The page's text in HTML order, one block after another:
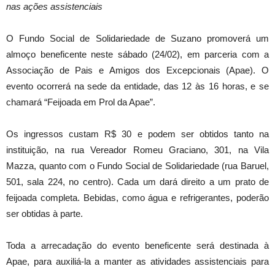
nas ações assistenciais
O Fundo Social de Solidariedade de Suzano promoverá um
almoço beneficente neste sábado (24/02), em parceria com a
Associação de Pais e Amigos dos Excepcionais (Apae). O
evento ocorrerá na sede da entidade, das 12 às 16 horas, e se
chamará “Feijoada em Prol da Apae”.
Os ingressos custam R$ 30 e podem ser obtidos tanto na
instituição, na rua Vereador Romeu Graciano, 301, na Vila
Mazza, quanto com o Fundo Social de Solidariedade (rua Baruel,
501, sala 224, no centro). Cada um dará direito a um prato de
feijoada completa. Bebidas, como água e refrigerantes, poderão
ser obtidas à parte.
Toda a arrecadação do evento beneficente será destinada à
Apae, para auxiliá-la a manter as atividades assistenciais para